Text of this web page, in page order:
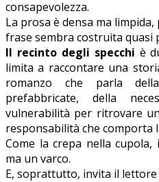
consapevolezza.
La prosa è densa ma
frase sembra costruita quasi
Il recinto degli specchi è
limita a raccontare una
romanzo che parla
prefabbricate, della
vulnerabilità per ritrovare
responsabilità che comporta
Come la crepa nella
ma un varco.
E, soprattutto, invita il